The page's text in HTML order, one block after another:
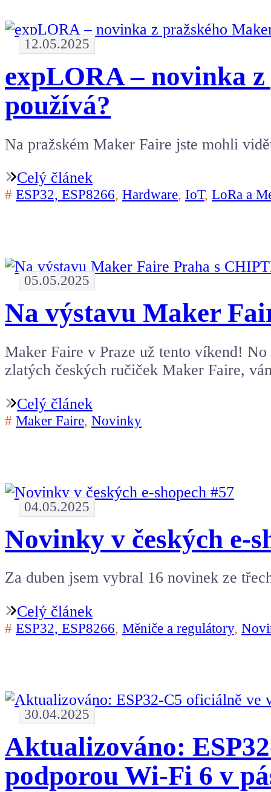
12.05.2025
expLORA – novinka
používá?
Na pražském Maker Faire jste mohli
Celý článek
# ESP32, ESP8266, Hardware, IoT, LoRa a
05.05.2025
Na výstavu Maker
Maker Faire v Praze už tento víkend!
zlatých českých ručiček Maker Faire,
Celý článek
# Maker Faire, Novinky
04.05.2025
Novinky v českých e-
Za duben jsem vybral 16 novinek ze
Celý článek
# ESP32, ESP8266, Měniče a regulátory,
30.04.2025
Aktualizováno:
podporou Wi-Fi 6 v